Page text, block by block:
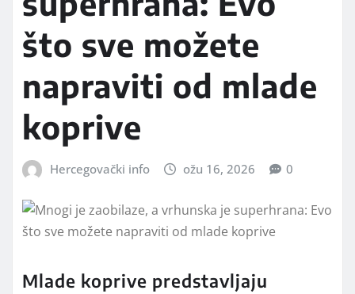
što sve možete
napraviti od mlade
koprive
Hercegovački info ožu 16, 2026 0
Mlade koprive predstavljaju